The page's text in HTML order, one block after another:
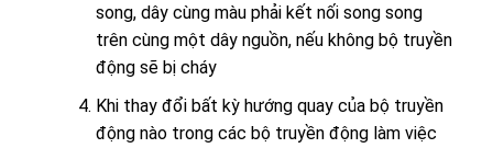
song, dây cùng màu phải kết nối song song
trên cùng một dây nguồn, nếu không bộ truyền
động sẽ bị cháy
Khi thay đổi bất kỳ hướng quay của bộ truyền
động nào trong các bộ truyền động làm việc